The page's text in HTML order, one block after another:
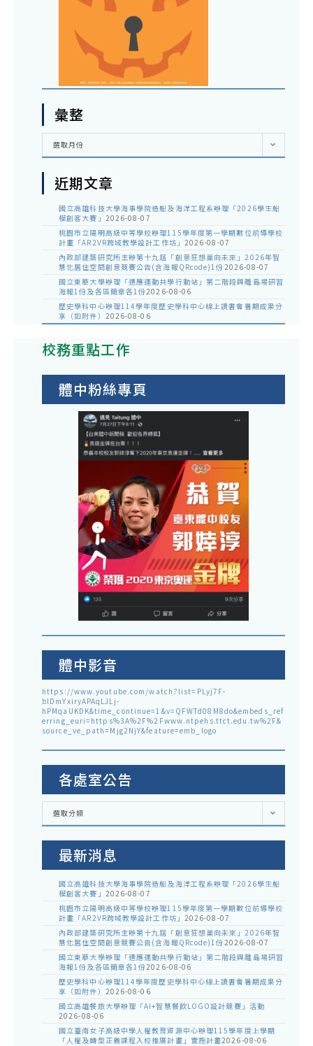
彙整
彙
選取月份
近期文章
國立高雄科技大學海事學院造船及海洋工程系辦理「2026學生船
模創客大賽」 2026-08-07
桃園市立陽明高級中等學校辦理115學年度第一學期數位前導學校
計畫「AR2VR跨域教學設計工作坊」 2026-08-07
內政部建築研究所主辦第十九屆「創意狂想巢向未來」2026年智
慧化居住空間創意競賽公告(含海報QRcode)1份2026-08-07
國立東華大學辦理「適應運動共學行動站」第二階段與離島場研習
海報1份及各區簡章各1份2026-08-06
歷史學科中心辦理114學年度歷史學科中心線上讀書會暑期成果分
享（如附件） 2026-08-06
校務重點工作
體中粉絲專頁
體中影音
https://www.youtube.com/watch?list=PLyj7F-
blDmYxiryAPAqLJLj-
hPMqaUKDK&time_continue=1&v=QFWTd08M8do&embeds_ref
erring_euri=https%3A%2F%2Fwww.ntpehs.ttct.edu.tw%2F&
source_ve_path=Mjg2NjY&feature=emb_logo
各處室公告
各
室
選取分類
最新消息
國立高雄科技大學海事學院造船及海洋工程系辦理「2026學生船
模創客大賽」 2026-08-07
桃園市立陽明高級中等學校辦理115學年度第一學期數位前導學校
計畫「AR2VR跨域教學設計工作坊」 2026-08-07
內政部建築研究所主辦第十九屆「創意狂想巢向未來」2026年智
慧化居住空間創意競賽公告(含海報QRcode)1份2026-08-07
國立東華大學辦理「適應運動共學行動站」第二階段與離島場研習
海報1份及各區簡章各1份2026-08-06
歷史學科中心辦理114學年度歷史學科中心線上讀書會暑期成果分
享（如附件） 2026-08-06
國立高雄餐旅大學辦理「AI+智慧餐飲LOGO設計競賽」活動
2026-08-06
國立臺南女子高級中學人權教育資源中心辦理115學年度上學期
「人權及轉型正義課程入校推廣計畫」實施計畫2026-08-06